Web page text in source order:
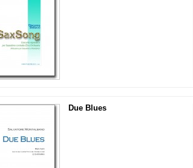
Due Blues